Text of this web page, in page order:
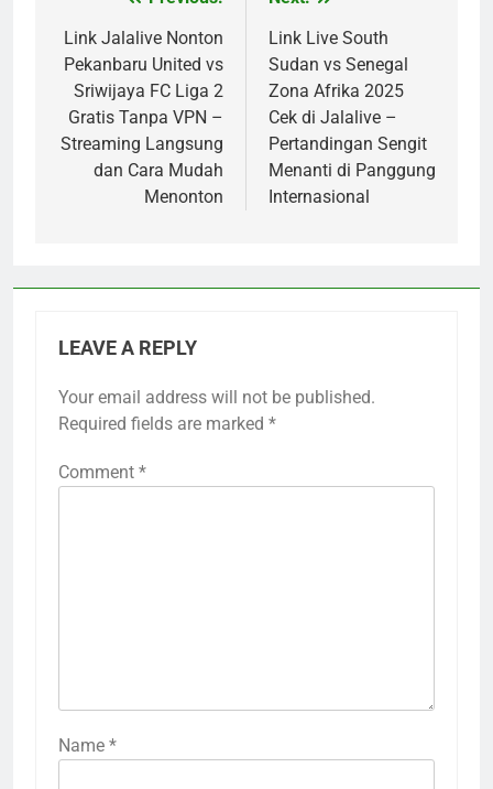
navigation
Link Jalalive Nonton
Pekanbaru United vs
Sriwijaya FC Liga 2
Gratis Tanpa VPN –
Streaming Langsung
dan Cara Mudah
Menonton
Link Live South
Sudan vs Senegal
Zona Afrika 2025
Cek di Jalalive –
Pertandingan Sengit
Menanti di Panggung
Internasional
LEAVE A REPLY
Your email address will not be published.
Required fields are marked *
Comment *
Name *